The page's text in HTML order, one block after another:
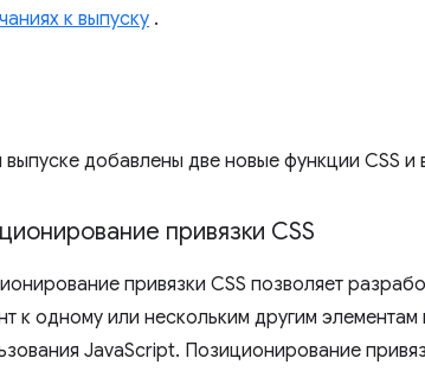
к выпуску .
выпуске добавлены две новые функции CSS и
привязки CSS
привязки CSS позволяет
к одному или нескольким другим элементам
JavaScript. Позиционирование